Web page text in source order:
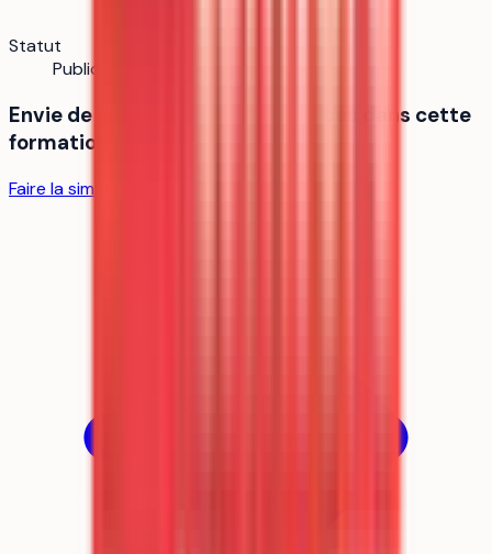
Statut
Public
Envie de savoir si tu as tes chances dans cette
formation ?
Faire la simulation